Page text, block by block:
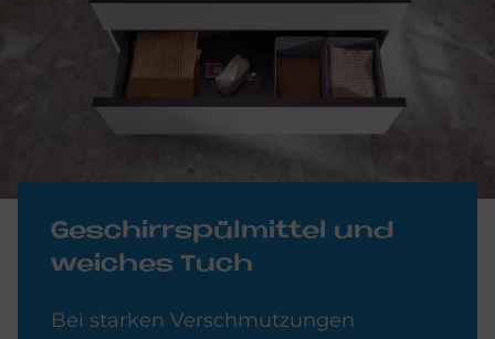
Ge­schirr­spül­mit­tel und
wei­ches Tuch
Bei starken Verschmutzungen